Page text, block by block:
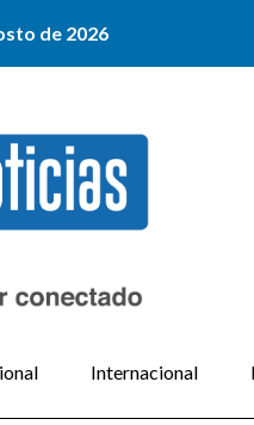
de 2026
Internacional